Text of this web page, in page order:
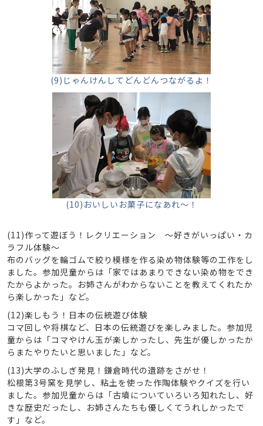
(9)じゃんけんしてどんどんつながるよ！
(10)おいしいお菓子になあれ～！
(11)作って遊ぼう！レクリエーション ～好きがいっぱい・カ
ラフル体験～
布のバッグを輪ゴムで絞り模様を作る染め物体験等の工作をし
ました。参加児童からは「家ではあまりできない染め物をでき
たからよかった。お姉さんがわからないことを教えてくれたか
ら楽しかった」など。
(12)楽しもう！日本の伝統遊び体験
コマ回しや将棋など、日本の伝統遊びを楽しみました。参加児
童からは「コマやけん玉が楽しかったし、先生が優しかったか
らまたやりたいと思いました」など。
(13)大学のふしぎ発見！鎌倉時代の遺跡をさがせ！
松根第3号窯を見学し、粘土を使った作陶体験やクイズを行い
ました。参加児童からは「古墳についていろいろ知れたし、好
きな歴史だったし、お姉さんたちも優しくてうれしかったで
す」など。